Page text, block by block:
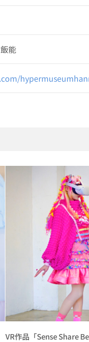
能
VR作品「Sense Share